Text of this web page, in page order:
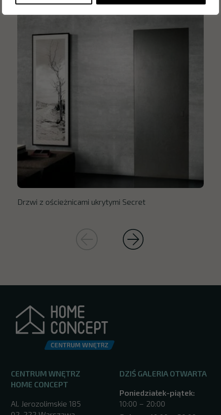
Drzwi z ościeżnicami ukrytymi Secret
CENTRUM WNĘTRZ
HOME CONCEPT
Al. Jerozolimskie 185
DZIŚ GALERIA OTWARTA
Poniedziałek-piątek:
10:00 – 20:00